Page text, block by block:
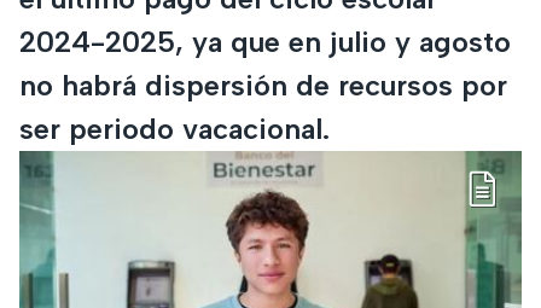
2024-2025, ya que en julio y agosto
no habrá dispersión de recursos por
ser periodo vacacional.